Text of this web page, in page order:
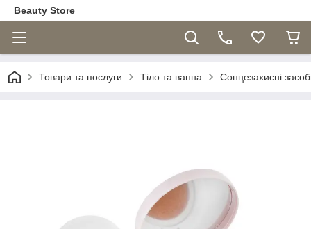
Beauty Store
Товари та послуги Тіло та ванна Сонцезахисні